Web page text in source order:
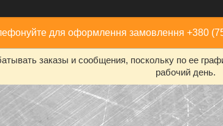
для оформлення замовлення +380
заказы и сообщения, поскольку по ее
рабочий день.